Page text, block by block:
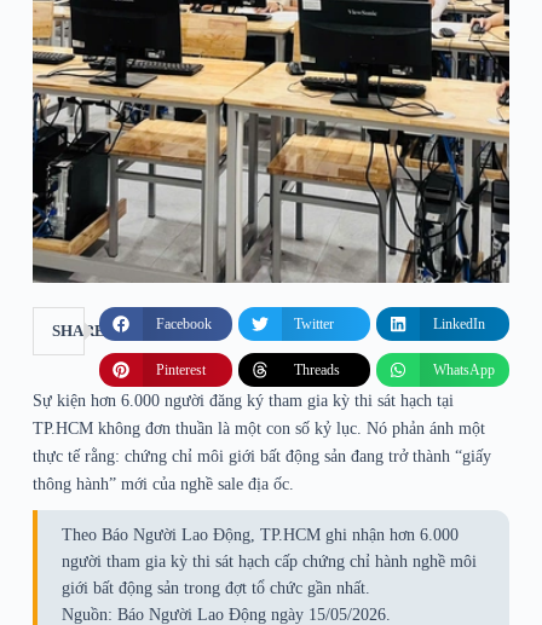
SHARE Facebook Twitter LinkedIn
Pinterest Threads WhatsApp
Sự kiện hơn 6.000 người đăng ký tham gia kỳ thi sát hạch tại
TP.HCM không đơn thuần là một con số kỷ lục. Nó phản ánh một
thực tế rằng: chứng chỉ môi giới bất động sản đang trở thành “giấy
thông hành” mới của nghề sale địa ốc.
Theo Báo Người Lao Động, TP.HCM ghi nhận hơn 6.000
người tham gia kỳ thi sát hạch cấp chứng chỉ hành nghề môi
giới bất động sản trong đợt tổ chức gần nhất.
Nguồn: Báo Người Lao Động ngày 15/05/2026.